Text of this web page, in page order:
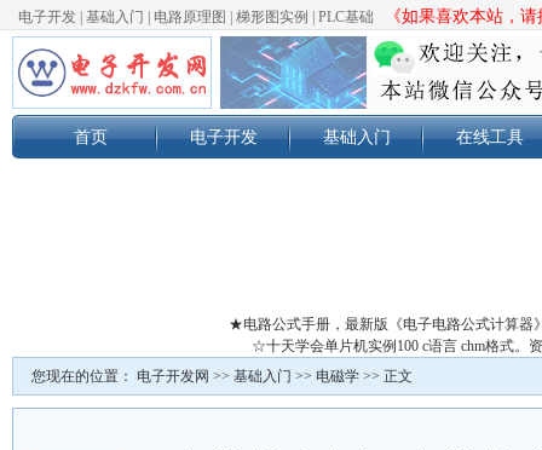
电子开发 基础入门 电路原理图 梯形图实例 PLC基础 《如果喜欢本站，
首页 电子开发 基础入门 在线工具
★电路公式手册，最新版《电子电路公式计算器
☆十天学会单片机实例100 c语言 chm格式。
您现在的位置： 电子开发网 >> 基础入门 >> 电磁学 >> 正文